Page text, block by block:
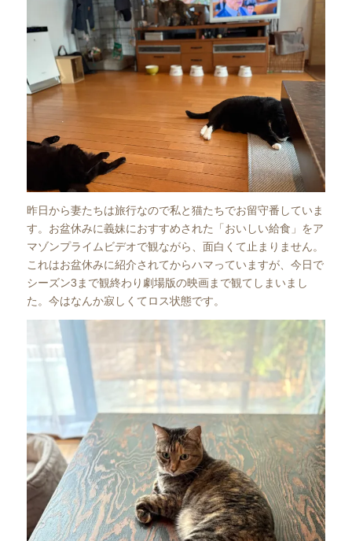
昨日から妻たちは旅行なので私と猫たちでお留守番していま
す。お盆休みに義妹におすすめされた「おいしい給食」をア
マゾンプライムビデオで観ながら、面白くて止まりません。
これはお盆休みに紹介されてからハマっていますが、今日で
シーズン3まで観終わり劇場版の映画まで観てしまいまし
た。今はなんか寂しくてロス状態です。